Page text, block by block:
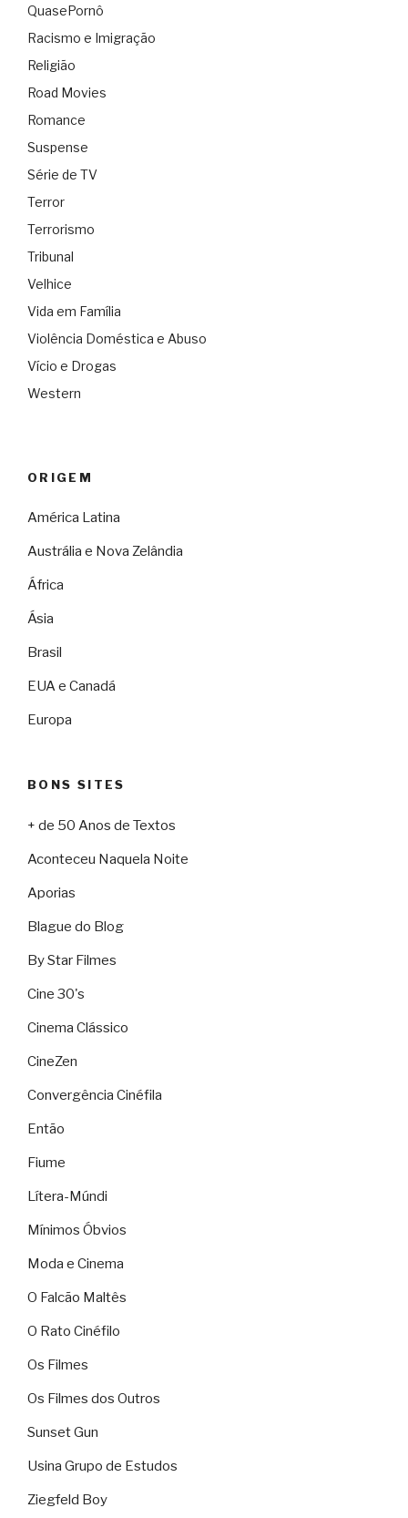
QuasePornô
Racismo e Imigração
Religião
Road Movies
Romance
Suspense
Série de TV
Terror
Terrorismo
Tribunal
Velhice
Vida em Família
Violência Doméstica e Abuso
Vício e Drogas
Western
ORIGEM
América Latina
Austrália e Nova Zelândia
África
Ásia
Brasil
EUA e Canadá
Europa
BONS SITES
+ de 50 Anos de Textos
Aconteceu Naquela Noite
Aporias
Blague do Blog
By Star Filmes
Cine 30's
Cinema Clássico
CineZen
Convergência Cinéfila
Então
Fiume
Lítera-Múndi
Mínimos Óbvios
Moda e Cinema
O Falcão Maltês
O Rato Cinéfilo
Os Filmes
Os Filmes dos Outros
Sunset Gun
Usina Grupo de Estudos
Ziegfeld Boy